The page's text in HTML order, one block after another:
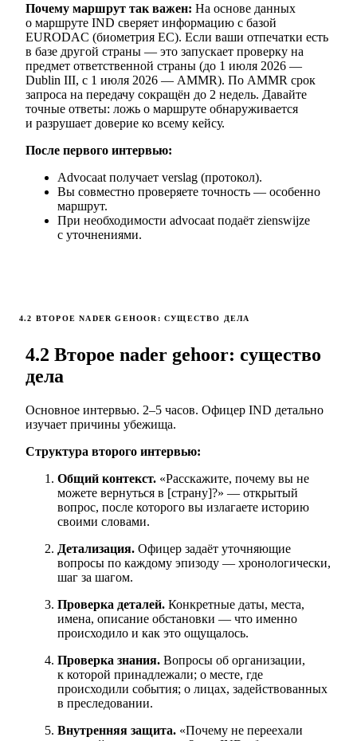
Почему маршрут так важен: На основе данных
о маршруте IND сверяет информацию с базой
EURODAC (биометрия ЕС). Если ваши отпечатки есть
в базе другой страны — это запускает проверку на
предмет ответственной страны (до 1 июля 2026 —
Dublin III, с 1 июля 2026 — AMMR). По AMMR срок
запроса на передачу сокращён до 2 недель. Давайте
точные ответы: ложь о маршруте обнаруживается
и разрушает доверие ко всему кейсу.
После первого интервью:
Advocaat получает verslag (протокол).
Вы совместно проверяете точность — особенно
маршрут.
При необходимости advocaat подаёт zienswijze
с уточнениями.
4.2 ВТОРОЕ NADER GEHOOR: СУЩЕСТВО ДЕЛА
4.2 Второе nader gehoor: существо
дела
Основное интервью. 2–5 часов. Офицер IND детально
изучает причины убежища.
Структура второго интервью:
Общий контекст. «Расскажите, почему вы не
можете вернуться в [страну]?» — открытый
вопрос, после которого вы излагаете историю
своими словами.
Детализация. Офицер задаёт уточняющие
вопросы по каждому эпизоду — хронологически,
шаг за шагом.
Проверка деталей. Конкретные даты, места,
имена, описание обстановки — что именно
происходило и как это ощущалось.
Проверка знания. Вопросы об организации,
к которой принадлежали; о месте, где
происходили события; о лицах, задействованных
в преследовании.
Внутренняя защита. «Почему не переехали